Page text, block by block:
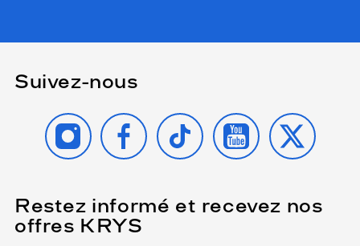
Suivez-nous
INSTAGRAMFACEBOOK
TIKTOK YOUTUBE
X
Restez informé et recevez nos
offres KRYS
Name
(Ce
champ
est
obligatoire)